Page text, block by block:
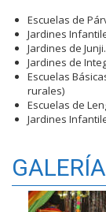
Escuelas de
Jardines
Jardines de Junji.
Jardines de
Escuelas
rurales)
Escuelas de
Jardines